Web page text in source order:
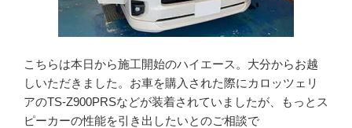
こちらは本日から施工開始のハイエース。大分からお越
しいただきました。お車を購入された際にカロッツェリ
アのTS-Z900PRSなどが装着されていましたが、もっとス
ピーカーの性能を引き出したいとのご相談で